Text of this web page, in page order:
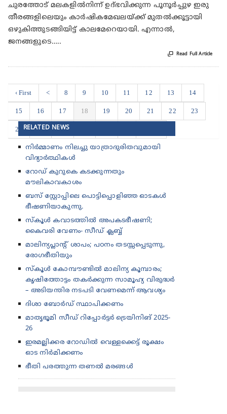
ചുരത്തോട് മലകളിൽനിന്ന് ഉദ്‌ഭവിക്കുന്ന പൂനൂർപ്പുഴ ഇരു
തീരങ്ങളിലെയും കാർഷികമേഖലയ്ക്ക് മുതൽക്കൂട്ടായി
ഒഴുകിത്തുടങ്ങിയിട്ട് കാലമേറെയായി. എന്നാൽ,
ജനങ്ങളുടെ…..
 Read Full Article
‹ First < 8 9 10 11 12 13 14
15 16 17 18 19 20 21 22 23
24 25 26
RELATED NEWS
നിർമ്മാണം നിലച്ചു യാത്രാദുരിതവുമായി
വിദ്യാർത്ഥികൾ
റോഡ് കുറുകെ കടക്കുന്നതും
മൗലികാവകാശം
ബസ് സ്റ്റോപ്പിലെ പൊട്ടിപ്പൊളിഞ്ഞ ഓടകൾ
ഭീഷണിയാകുന്നു.
സ്കൂൾ കവാടത്തിൽ അപകടഭീഷണി;
കൈവരി വേണം- സീഡ് ക്ലബ്ബ്
മാലിന്യപ്ലാന്റ് ശാപം; പഠനം തടസ്സപ്പെടുന്നു,
രോഗഭീതിയും
സ്കൂൾ കോമ്പൗണ്ടിൽ മാലിന്യ കൂമ്പാരം;
കൃഷിത്തോട്ടം തകർക്കുന്ന സാമൂഹ്യ വിരുദ്ധർ
– അടിയന്തിര നടപടി വേണമെന്ന് ആവശ്യം
ദിശാ ബോർഡ് സ്ഥാപിക്കണം
മാതൃഭൂമി സീഡ് റിപ്പോർട്ടർ ട്രെയിനിങ് 2025-
26
ഇരമല്ലിക്കര റോഡിൽ വെള്ളക്കെട്ട് രൂക്ഷം
ഓട നിർമിക്കണം
ഭീതി പരത്തുന്ന തണൽ മരങ്ങൾ